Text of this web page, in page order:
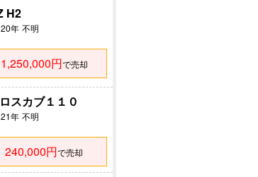
H2
年 不明
1,250,000円で売却
スカブ１１０
年 不明
240,000円で売却